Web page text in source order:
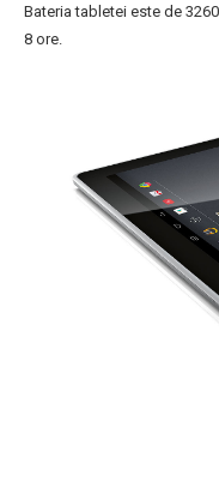
Bateria tabletei este de
8 ore.